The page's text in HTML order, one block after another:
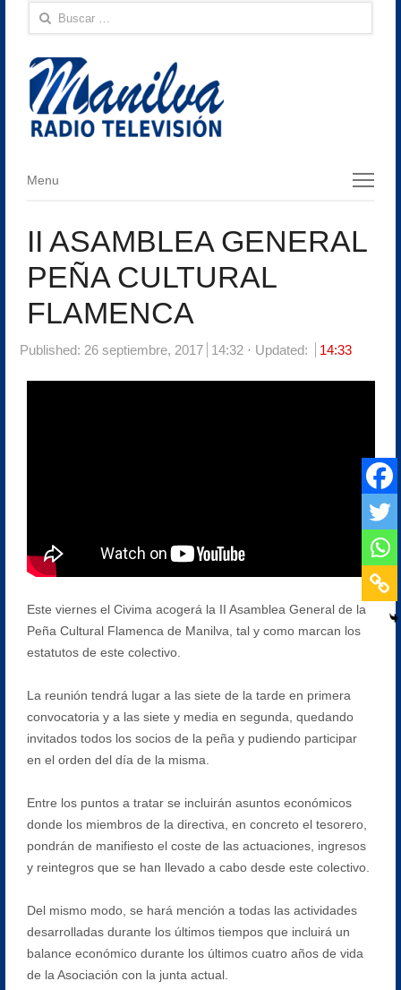
Buscar:
Menu
Menu
II ASAMBLEA GENERAL
PEÑA CULTURAL
FLAMENCA
Published: 26 septiembre, 2017 14:32 Updated: 14:33
Este viernes el Civima acogerá la II Asamblea General de la
Peña Cultural Flamenca de Manilva, tal y como marcan los
estatutos de este colectivo.
La reunión tendrá lugar a las siete de la tarde en primera
convocatoria y a las siete y media en segunda, quedando
invitados todos los socios de la peña y pudiendo participar
en el orden del día de la misma.
Entre los puntos a tratar se incluirán asuntos económicos
donde los miembros de la directiva, en concreto el tesorero,
pondrán de manifiesto el coste de las actuaciones, ingresos
y reintegros que se han llevado a cabo desde este colectivo.
Del mismo modo, se hará mención a todas las actividades
desarrolladas durante los últimos tiempos que incluirá un
balance económico durante los últimos cuatro años de vida
de la Asociación con la junta actual.